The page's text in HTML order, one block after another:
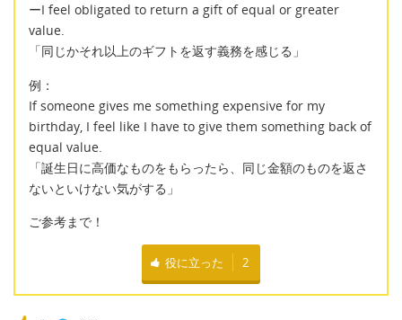
ーI feel obligated to return a gift of equal or greater
value.
「同じかそれ以上のギフトを返す義務を感じる」
例：
If someone gives me something expensive for my
birthday, I feel like I have to give them something back of
equal value.
「誕生日に高価なものをもらったら、同じ金額のものを返さ
ないといけない気がする」
ご参考まで！
役に立った 2